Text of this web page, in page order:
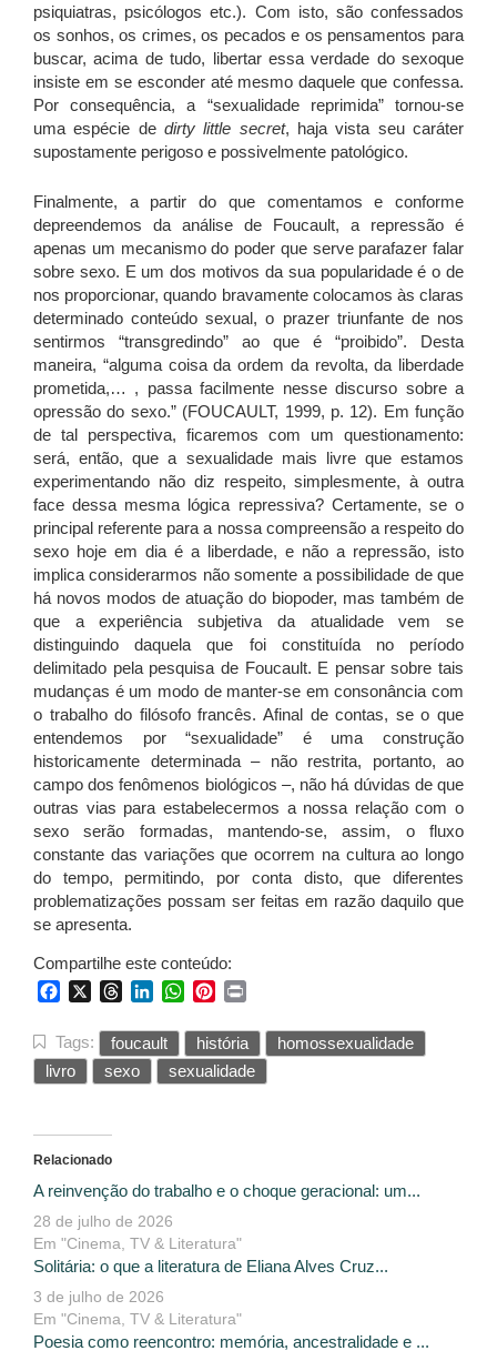
psiquiatras, psicólogos etc.). Com isto, são confessados
os sonhos, os crimes, os pecados e os pensamentos para
buscar, acima de tudo, libertar essa verdade do sexoque
insiste em se esconder até mesmo daquele que confessa.
Por consequência, a “sexualidade reprimida” tornou-se
uma espécie de dirty little secret, haja vista seu caráter
supostamente perigoso e possivelmente patológico.
Finalmente, a partir do que comentamos e conforme
depreendemos da análise de Foucault, a repressão é
apenas um mecanismo do poder que serve parafazer falar
sobre sexo. E um dos motivos da sua popularidade é o de
nos proporcionar, quando bravamente colocamos às claras
determinado conteúdo sexual, o prazer triunfante de nos
sentirmos “transgredindo” ao que é “proibido”. Desta
maneira, “alguma coisa da ordem da revolta, da liberdade
prometida,… , passa facilmente nesse discurso sobre a
opressão do sexo.” (FOUCAULT, 1999, p. 12). Em função
de tal perspectiva, ficaremos com um questionamento:
será, então, que a sexualidade mais livre que estamos
experimentando não diz respeito, simplesmente, à outra
face dessa mesma lógica repressiva? Certamente, se o
principal referente para a nossa compreensão a respeito do
sexo hoje em dia é a liberdade, e não a repressão, isto
implica considerarmos não somente a possibilidade de que
há novos modos de atuação do biopoder, mas também de
que a experiência subjetiva da atualidade vem se
distinguindo daquela que foi constituída no período
delimitado pela pesquisa de Foucault. E pensar sobre tais
mudanças é um modo de manter-se em consonância com
o trabalho do filósofo francês. Afinal de contas, se o que
entendemos por “sexualidade” é uma construção
historicamente determinada – não restrita, portanto, ao
campo dos fenômenos biológicos –, não há dúvidas de que
outras vias para estabelecermos a nossa relação com o
sexo serão formadas, mantendo-se, assim, o fluxo
constante das variações que ocorrem na cultura ao longo
do tempo, permitindo, por conta disto, que diferentes
problematizações possam ser feitas em razão daquilo que
se apresenta.
Compartilhe este conteúdo:
FacebookThreadsLinkedInWhatsApp
Pinterest
Tags: foucault história
homossexualidade
livro
sexo sexualidade
Relacionado
A reinvenção do trabalho e o choque geracional: um...
28 de julho de 2026
Em "Cinema, TV & Literatura"
Solitária: o que a literatura de Eliana Alves Cruz...
3 de julho de 2026
Em "Cinema, TV & Literatura"
Poesia como reencontro: memória, ancestralidade e ...